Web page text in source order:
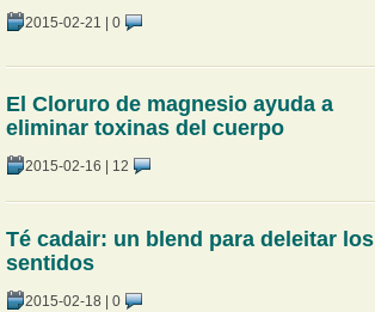
2015-02-21 | 0
El Cloruro de magnesio ayuda a
eliminar toxinas del cuerpo
2015-02-16 | 12
Té cadair: un blend para deleitar los
sentidos
2015-02-18 | 0